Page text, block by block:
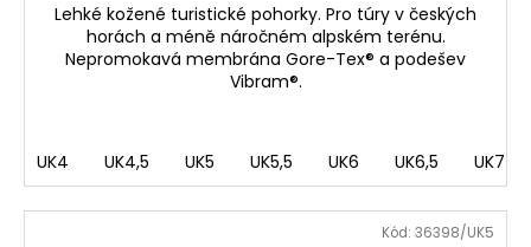
Lehké kožené turistické pohorky. Pro túry v českých
horách a méně náročném alpském terénu.
Nepromokavá membrána Gore-Tex® a podešev
Vibram®.
UK4 UK4,5 UK5 UK5,5 UK6 UK6,5 UK7
Kód: 36398/UK5